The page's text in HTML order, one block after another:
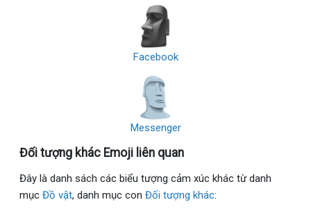
Facebook
Messenger
Đối tượng khác Emoji liên quan
Đây là danh sách các biểu tượng cảm xúc khác từ danh
mục Đồ vật, danh mục con Đối tượng khác: